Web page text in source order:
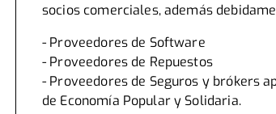
socios comerciales, además
- Proveedores de Software
- Proveedores de Repuestos
- Proveedores de Seguros y brókers
de Economía Popular y Solidaria.